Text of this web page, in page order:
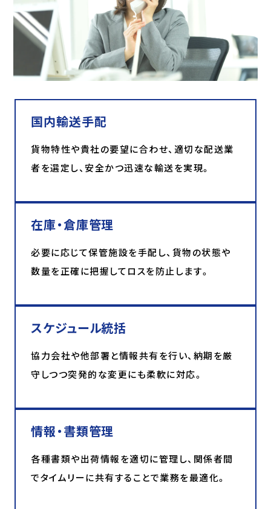
国内輸送手配
貨物特性や貴社の要望に合わせ、適切な配送業
者を選定し、安全かつ迅速な輸送を実現。
在庫・倉庫管理
必要に応じて保管施設を手配し、貨物の状態や
数量を正確に把握してロスを防止します。
スケジュール統括
協力会社や他部署と情報共有を行い、納期を厳
守しつつ突発的な変更にも柔軟に対応。
情報・書類管理
各種書類や出荷情報を適切に管理し、関係者間
でタイムリーに共有することで業務を最適化。